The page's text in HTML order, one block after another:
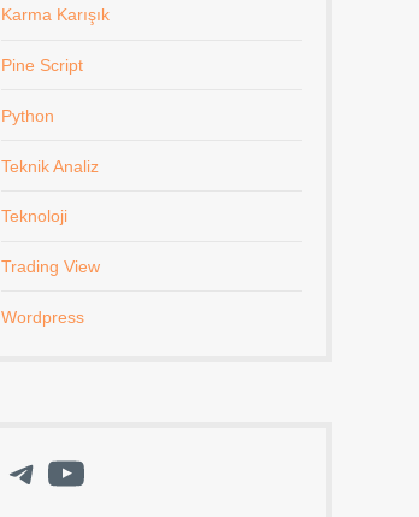
Karma Karışık
Pine Script
Python
Teknik Analiz
Teknoloji
Trading View
Wordpress
Telegram
YouTube